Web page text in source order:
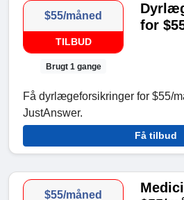
$55/måned
TILBUD
Brugt 1 gange
for
Få dyrlægeforsikringer for $55/
JustAnswer.
Få tilbud
$55/måned